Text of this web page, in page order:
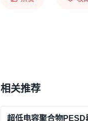
相关推荐
超低电容聚合物PESD